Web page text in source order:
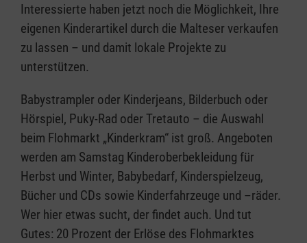
Interessierte haben jetzt noch die Möglichkeit, Ihre
eigenen Kinderartikel durch die Malteser verkaufen
zu lassen – und damit lokale Projekte zu
unterstützen.
Babystrampler oder Kinderjeans, Bilderbuch oder
Hörspiel, Puky-Rad oder Tretauto – die Auswahl
beim Flohmarkt „Kinderkram“ ist groß. Angeboten
werden am Samstag Kinderoberbekleidung für
Herbst und Winter, Babybedarf, Kinderspielzeug,
Bücher und CDs sowie Kinderfahrzeuge und –räder.
Wer hier etwas sucht, der findet auch. Und tut
Gutes: 20 Prozent der Erlöse des Flohmarktes